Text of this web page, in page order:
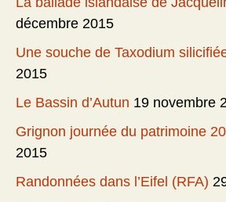
décembre 2015
Une souche de Taxodium
2015
Le Bassin d’Autun 19 novembre
Grignon journée du patrimoine
2015
Randonnées dans l’Eifel (RFA)